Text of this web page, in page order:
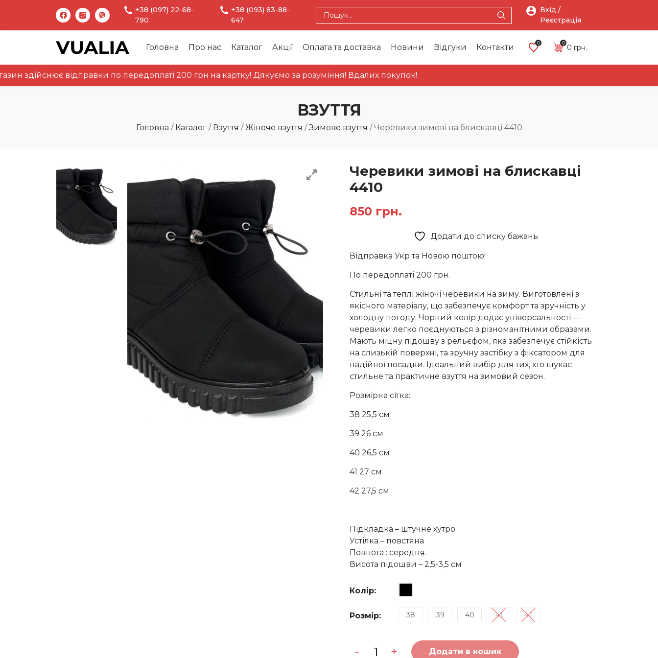
+38 (097) 22-68-
790
+38 (093) 83-88-
647
Вхід /
Реєстрація
Головна Про нас Каталог Акції Оплата та доставка Новини Відгуки Контакти 0 0
0 грн.
відправки по передоплаті 200 грн на картку! Дякуємо за розуміння! Вдалих покупок!
ВЗУТТЯ
Головна / Каталог / Взуття / Жіноче взуття / Зимове взуття /Черевики зимові на блискавці 4410
Черевики зимові на блискавці
4410
850 грн.
Додати до списку бажань
Відправка Укр та Новою поштою!
По передоплаті 200 грн.
Стильні та теплі жіночі черевики на зиму. Виготовлені з
якісного матеріалу, що забезпечує комфорт та зручність у
холодну погоду. Чорний колір додає універсальності —
черевики легко поєднуються з різноманітними образами.
Мають міцну підошву з рельєфом, яка забезпечує стійкість
на слизькій поверхні, та зручну застібку з фіксатором для
надійної посадки. Ідеальний вибір для тих, хто шукає
стильне та практичне взуття на зимовий сезон.
Розмірна сітка:
38 25,5 см
39 26 см
40 26,5 см
41 27 см
42 27,5 см
Підкладка – штучне хутро
Устілка – повстяна
Повнота : середня.
Висота підошви – 2,5-3,5 см
Колір:
Розмір: 38 39 40 41 42
-
зимові+ Додати в кошик
нас